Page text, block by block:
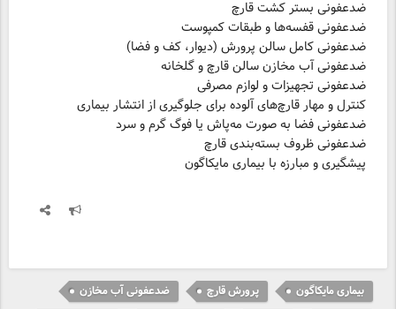
پیشگیری و مبارزه با بیماری مایکاگون
بیماری مایکاگون پرورش قارچ
ضدعفونی آب مخازن